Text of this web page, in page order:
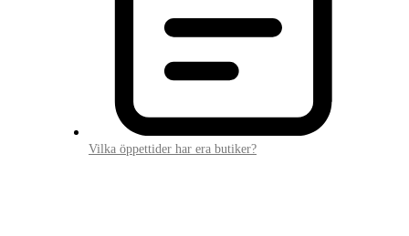
Vilka öppettider har era butiker?